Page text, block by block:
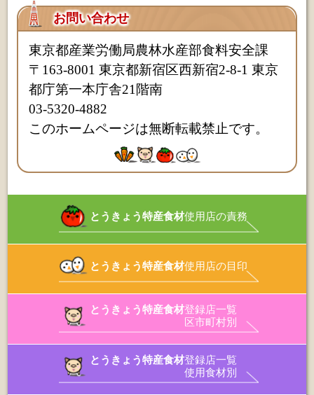
お問い合わせ
東京都産業労働局農林水産部食料安全課
〒163-8001 東京都新宿区西新宿2-8-1 東京
都庁第一本庁舎21階南
03-5320-4882
このホームページは無断転載禁止です。
とうきょう特産食材使用店の責務
とうきょう特産食材使用店の目印
とうきょう特産食材登録店一覧
区市町村別
とうきょう特産食材登録店一覧
使用食材別